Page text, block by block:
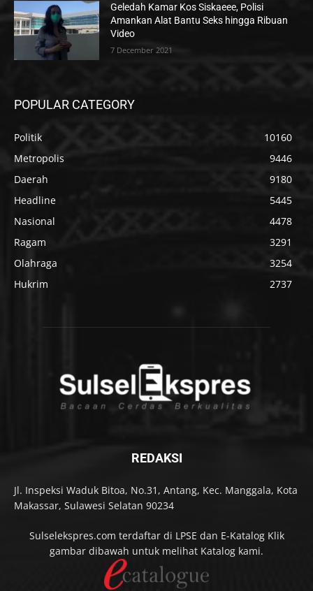
Geledah Kamar Kos Siskaeee, Polisi
Amankan Alat Bantu Seks hingga Ribuan
Video
7 December 2021
POPULAR CATEGORY
Politik
10160
Metropolis
9446
Daerah
9180
Headline
5445
Nasional
4478
Ragam
3291
Olahraga
3254
Hukrim
2737
REDAKSI
Jl. Inspeksi Waduk Bitoa, No.31, Antang, Kec. Manggala, Kota
Makassar, Sulawesi Selatan 90234
Sulselekspres.com terdaftar di LPSE dan E-Katalog Klik
gambar dibawah untuk melihat Katalog kami.